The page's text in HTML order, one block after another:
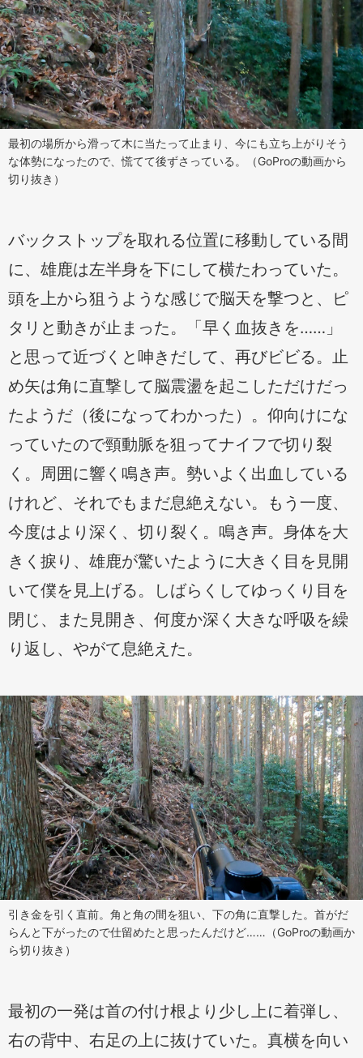
最初の場所から滑って木に当たって止まり、今にも立ち上がりそう
な体勢になったので、慌てて後ずさっている。（GoProの動画から
切り抜き）
バックストップを取れる位置に移動している間
に、雄鹿は左半身を下にして横たわっていた。
頭を上から狙うような感じで脳天を撃つと、ピ
タリと動きが止まった。「早く血抜きを……」
と思って近づくと呻きだして、再びビビる。止
め矢は角に直撃して脳震盪を起こしただけだっ
たようだ（後になってわかった）。仰向けにな
っていたので頸動脈を狙ってナイフで切り裂
く。周囲に響く鳴き声。勢いよく出血している
けれど、それでもまだ息絶えない。もう一度、
今度はより深く、切り裂く。鳴き声。身体を大
きく捩り、雄鹿が驚いたように大きく目を見開
いて僕を見上げる。しばらくしてゆっくり目を
閉じ、また見開き、何度か深く大きな呼吸を繰
り返し、やがて息絶えた。
引き金を引く直前。角と角の間を狙い、下の角に直撃した。首がだ
らんと下がったので仕留めたと思ったんだけど……（GoProの動画か
ら切り抜き）
最初の一発は首の付け根より少し上に着弾し、
右の背中、右足の上に抜けていた。真横を向い